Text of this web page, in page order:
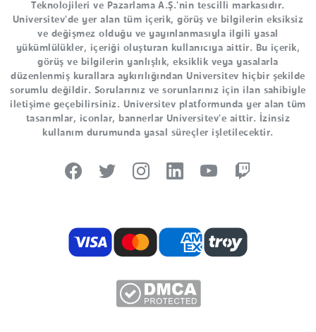
Teknolojileri ve Pazarlama A.Ş.'nin tescilli markasıdır.
Universitev'de yer alan tüm içerik, görüş ve bilgilerin eksiksiz
ve değişmez olduğu ve yayınlanmasıyla ilgili yasal
yükümlülükler, içeriği oluşturan kullanıcıya aittir. Bu içerik,
görüş ve bilgilerin yanlışlık, eksiklik veya yasalarla
düzenlenmiş kurallara aykırılığından Universitev hiçbir şekilde
sorumlu değildir. Sorularınız ve sorunlarınız için ilan sahibiyle
iletişime geçebilirsiniz. Universitev platformunda yer alan tüm
tasarımlar, iconlar, bannerlar Universitev'e aittir. İzinsiz
kullanım durumunda yasal süreçler işletilecektir.